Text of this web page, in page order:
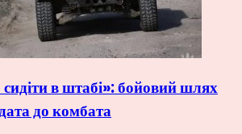
сидіти в штабі»: бойовий шлях
до комбата